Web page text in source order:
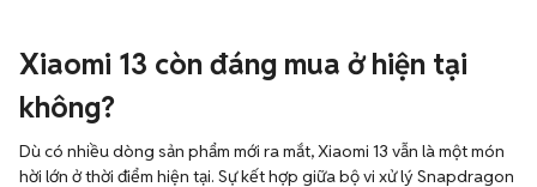
Xiaomi 13 còn đáng mua ở hiện tại
không?
Dù có nhiều dòng sản phẩm mới ra mắt, Xiaomi 13 vẫn là một món
hời lớn ở thời điểm hiện tại. Sự kết hợp giữa bộ vi xử lý Snapdragon